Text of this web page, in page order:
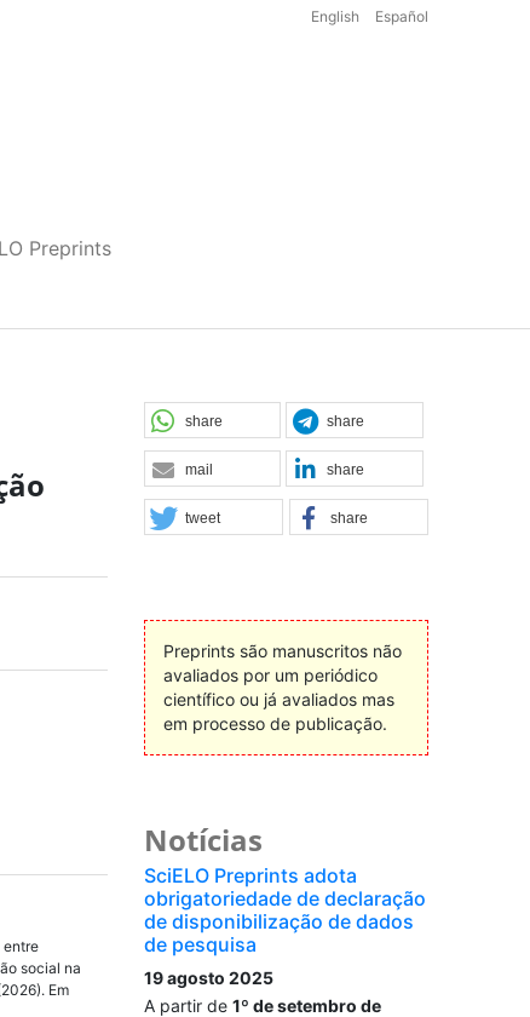
English Español
Preprints
entre
social na
Em
share share
mail share
tweet share
Preprints são manuscritos não
avaliados por um periódico
científico ou já avaliados mas
em processo de publicação.
Notícias
SciELO Preprints adota
obrigatoriedade de declaração
de disponibilização de dados
de pesquisa
19 agosto 2025
A partir de 1º de setembro de